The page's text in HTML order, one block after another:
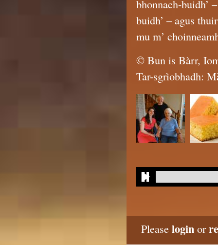
bhonnach-buidh’
buidh’ – agus
mu m’
© Bun is Bàrr,
Tar-sgrìobhadh:
Please login or